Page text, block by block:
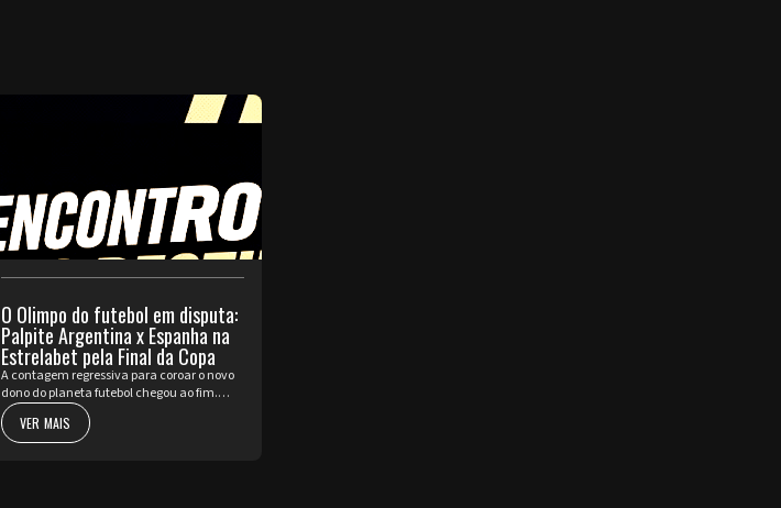
O Olimpo do futebol em disputa:
Palpite Argentina x Espanha na
Estrelabet pela Final da Copa
A contagem regressiva para coroar o novo
dono do planeta futebol chegou ao fim.
Neste domingo, 19 de julho, a Copa do
Mundo da FIFA 2026™ apresenta o seu ato
mais nobre e aguardado. Argentina e
VER MAIS